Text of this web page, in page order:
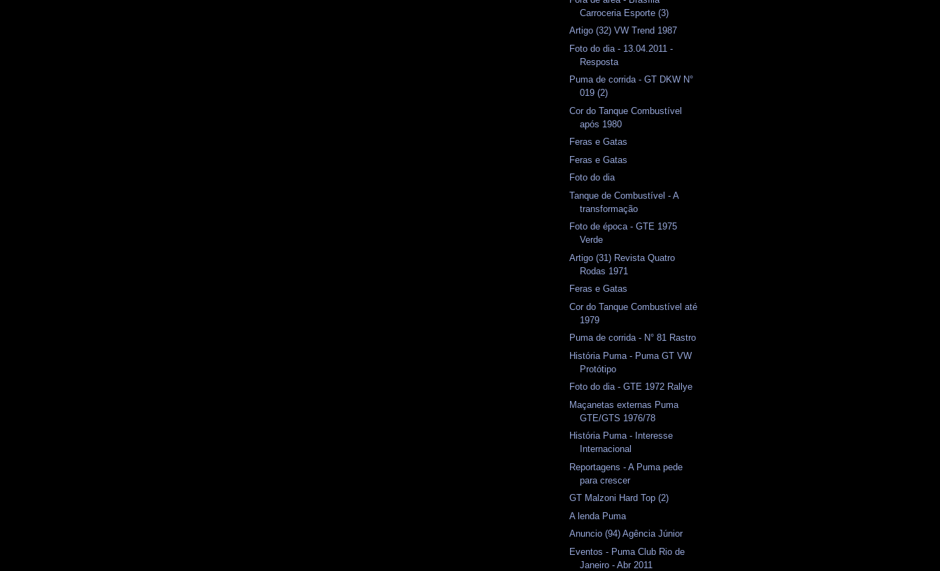
Carroceria Esporte (3)
Artigo (32) VW Trend 1987
Foto do dia - 13.04.2011 -
Resposta
Puma de corrida - GT DKW N°
019 (2)
Cor do Tanque Combustível
após 1980
Feras e Gatas
Feras e Gatas
Foto do dia
Tanque de Combustível - A
transformação
Foto de época - GTE 1975
Verde
Artigo (31) Revista Quatro
Rodas 1971
Feras e Gatas
Cor do Tanque Combustível até
1979
Puma de corrida - N° 81 Rastro
História Puma - Puma GT VW
Protótipo
Foto do dia - GTE 1972 Rallye
Maçanetas externas Puma
GTE/GTS 1976/78
História Puma - Interesse
Internacional
Reportagens - A Puma pede
para crescer
GT Malzoni Hard Top (2)
A lenda Puma
Anuncio (94) Agência Júnior
Eventos - Puma Club Rio de
Janeiro - Abr 2011